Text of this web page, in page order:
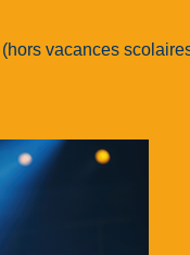
vacances